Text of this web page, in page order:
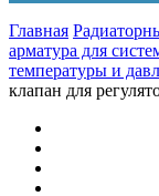
Главная
арматура для
температуры и
клапан для